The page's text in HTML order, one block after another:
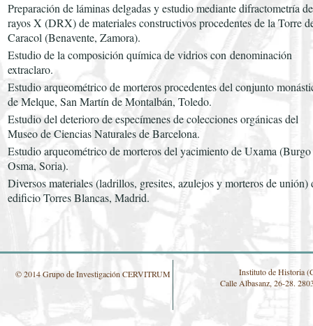
Preparación de láminas delgadas y estudio mediante difractometría de
rayos X (DRX) de materiales constructivos procedentes de la Torre
Caracol (Benavente, Zamora).
Estudio de la composición química de vidrios con denominación
extraclaro.
Estudio arqueométrico de morteros procedentes del conjunto
de Melque, San Martín de Montalbán, Toledo.
Estudio del deterioro de especímenes de colecciones orgánicas del
Museo de Ciencias Naturales de Barcelona.
Estudio arqueométrico de morteros del yacimiento de Uxama (Burgo
Osma, Soria).
Diversos materiales (ladrillos, gresites, azulejos y morteros de unión)
edificio Torres Blancas, Madrid.
© 2014 Grupo de Investigación CERVITRUM
Instituto de Historia
Calle Albasanz, 26-28.